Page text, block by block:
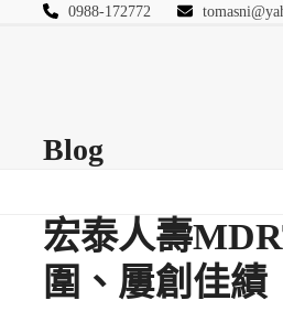
0988-172772
Blog
宏泰人壽
圍、屢創佳績